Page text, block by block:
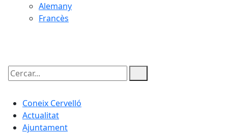
Alemany
Francès
Cercar:
Coneix Cervelló
Actualitat
Ajuntament